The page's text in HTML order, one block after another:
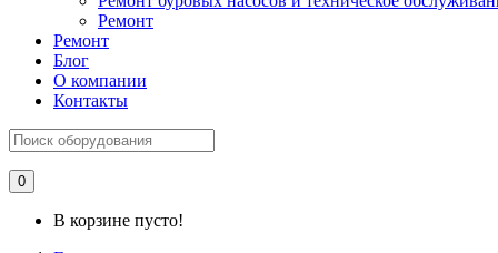
Ремонт
Ремонт
Блог
О компании
Контакты
0
В корзине пусто!